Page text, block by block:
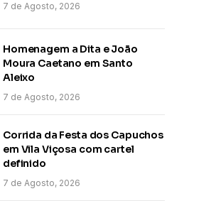
7 de Agosto, 2026
Homenagem a Dita e João
Moura Caetano em Santo
Aleixo
7 de Agosto, 2026
Corrida da Festa dos Capuchos
em Vila Viçosa com cartel
definido
7 de Agosto, 2026